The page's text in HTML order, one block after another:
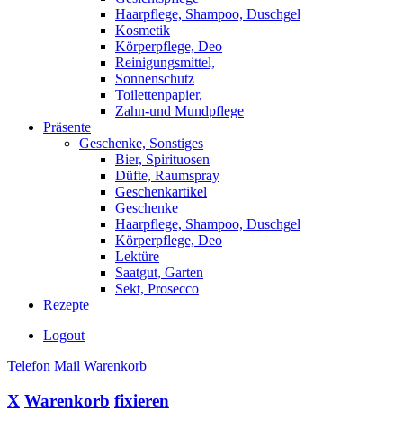
Haarpflege, Shampoo, Duschgel
Kosmetik
Körperpflege, Deo
Reinigungsmittel,
Sonnenschutz
Toilettenpapier,
Zahn-und Mundpflege
Präsente
Geschenke, Sonstiges
Bier, Spirituosen
Düfte, Raumspray
Geschenkartikel
Geschenke
Haarpflege, Shampoo, Duschgel
Körperpflege, Deo
Lektüre
Saatgut, Garten
Sekt, Prosecco
Rezepte
Logout
Telefon Mail Warenkorb
X Warenkorb fixieren